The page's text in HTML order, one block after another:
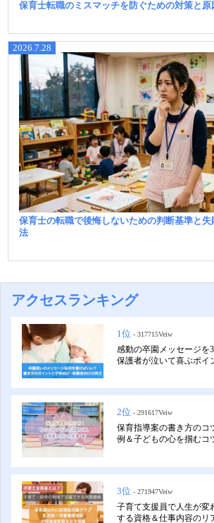
保育士転職のミスマッチを防ぐための対策と原
2026.7.28
保育士の転職で後悔しないための判断基準と
法
アクセスランキング
1位 - 317715Veiw
感動の卒園メッセージを
保護者が泣いて喜ぶポイ
2位 - 291617Veiw
保育指導案の書き方のコ
例＆子どもの心を掴むコ
3位 - 271947Veiw
子育て支援員で人生が変
する資格＆仕事内容のリ